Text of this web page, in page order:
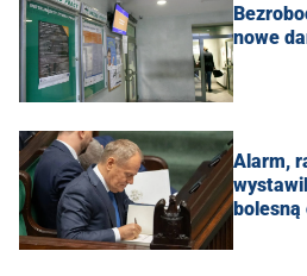
nowe
Alarm,
bolesną